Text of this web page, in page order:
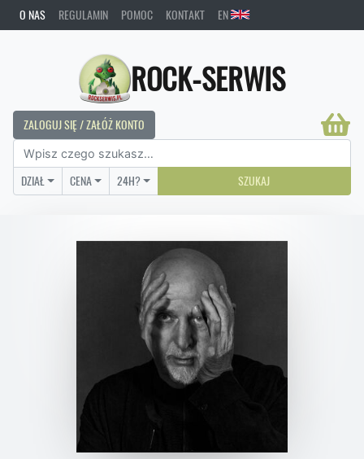
O NAS REGULAMIN POMOC KONTAKT EN
ROCK-SERWIS
ZALOGUJ SIĘ / ZAŁÓŻ KONTO
DZIAŁ CENA 24H? SZUKAJ